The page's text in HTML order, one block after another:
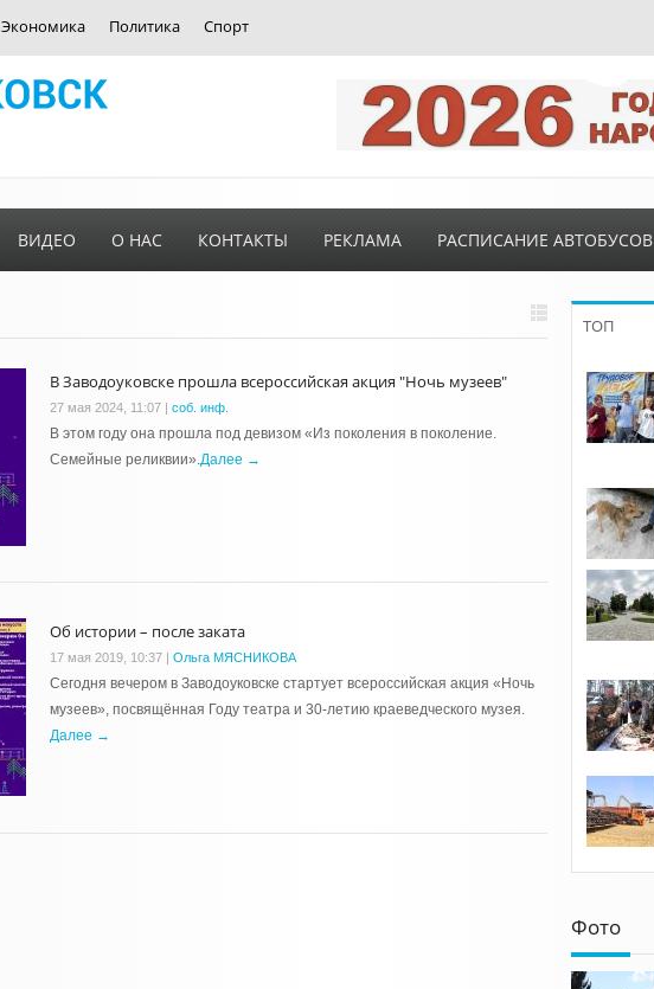
Экономика Политика Спорт
ВИДЕО О НАС КОНТАКТЫ РЕКЛАМА РАСПИСАНИЕ АВТОБУСОВ
В Заводоуковске прошла всероссийская акция "Ночь музеев"
27 мая 2024, 11:07 | соб. инф.
В этом году она прошла под девизом «Из поколения в поколение.
Семейные реликвии».Далее →
Об истории – после заката
17 мая 2019, 10:37 | Ольга МЯСНИКОВА
Сегодня вечером в Заводоуковске стартует всероссийская акция «Ночь
музеев», посвящённая Году театра и 30-летию краеведческого музея.
Далее →
ТОП
Фото